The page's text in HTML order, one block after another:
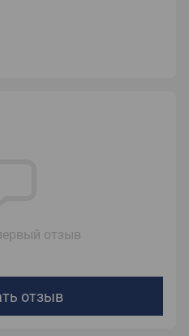
отзыв
отзыв